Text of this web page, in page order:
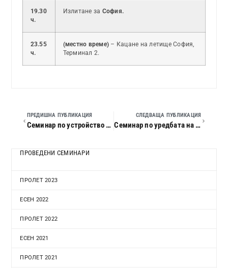
19.30
ч.
Излитане за София.
23.55
ч.
(местно време) – Кацане на летище София,
Терминал 2.
ПРЕДИШНА ПУБЛИКАЦИЯ
Семинар по устройство на територията и кадастъра
СЛЕДВАЩА ПУБЛИКАЦИЯ
Семинар по уредбата на трудовите отношения и социалното осигуряване
ПРОВЕДЕНИ СЕМИНАРИ
ПРОЛЕТ 2023
ЕСЕН 2022
ПРОЛЕТ 2022
ЕСЕН 2021
ПРОЛЕТ 2021